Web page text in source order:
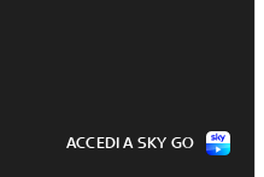
ACCEDI A SKY GO